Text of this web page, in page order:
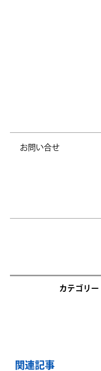
お問い合せ
カテゴリー
関連記事